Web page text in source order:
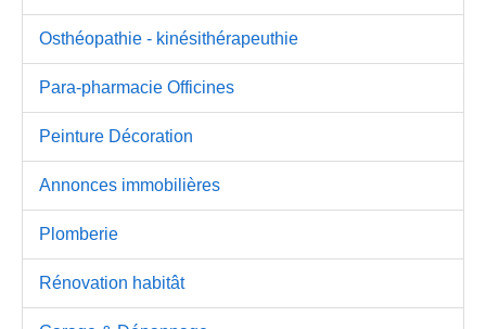
Osthéopathie - kinésithérapeuthie
Para-pharmacie Officines
Peinture Décoration
Annonces immobilières
Plomberie
Rénovation habitât